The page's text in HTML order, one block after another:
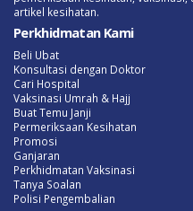
artikel kesihatan.
Perkhidmatan Kami
Beli Ubat
Konsultasi dengan Doktor
Cari Hospital
Vaksinasi Umrah & Hajj
Buat Temu Janji
Permeriksaan Kesihatan
Promosi
Ganjaran
Perkhidmatan Vaksinasi
Tanya Soalan
Polisi Pengembalian